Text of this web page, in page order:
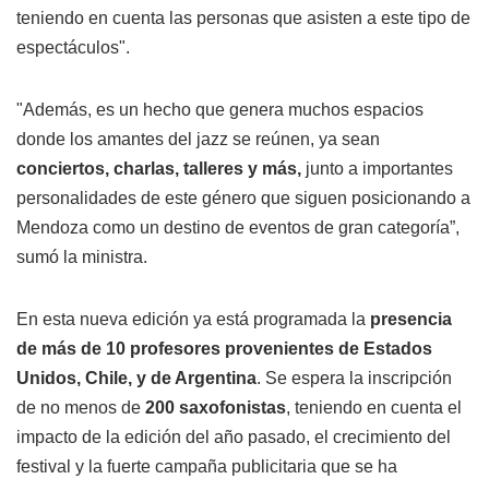
teniendo en cuenta las personas que asisten a este tipo de
espectáculos".
"Además, es un hecho que genera muchos espacios
donde los amantes del jazz se reúnen, ya sean
conciertos, charlas, talleres y más, junto a importantes
personalidades de este género que siguen posicionando a
Mendoza como un destino de eventos de gran categoría”,
sumó la ministra.
En esta nueva edición ya está programada la presencia
de más de 10 profesores provenientes de Estados
Unidos, Chile, y de Argentina. Se espera la inscripción
de no menos de 200 saxofonistas, teniendo en cuenta el
impacto de la edición del año pasado, el crecimiento del
festival y la fuerte campaña publicitaria que se ha